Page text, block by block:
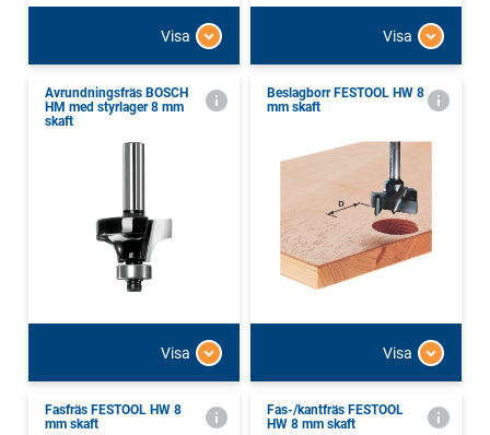
Visa Visa
Avrundningsfräs BOSCH
HM med styrlager 8 mm
skaft
Visa
Beslagborr FESTOOL HW 8
mm skaft
Visa
Fasfräs FESTOOL HW 8
mm skaft
Fas-/kantfräs FESTOOL
HW 8 mm skaft